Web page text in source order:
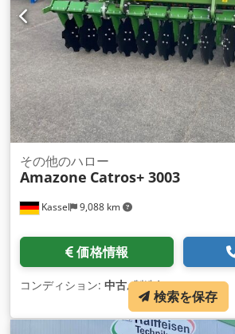
Kassel 9,088 km
その他のハロー
Amazone Catros+ 3003
価格情報
コンディション: 中古, 製造年:2023,
検索を保存